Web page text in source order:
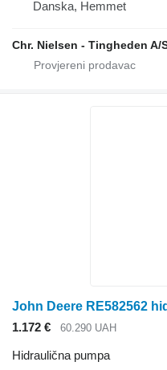
Danska, Hemmet
Chr. Nielsen - Tingheden A/
1.172 € 60.290 UAH
Hidraulična pumpa